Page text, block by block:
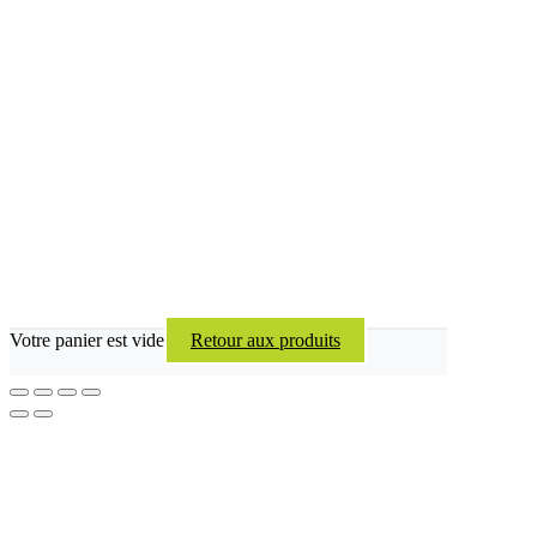
Votre panier est vide Retour aux produits